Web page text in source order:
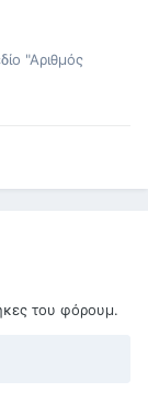
"Αριθμός
του φόρουμ.